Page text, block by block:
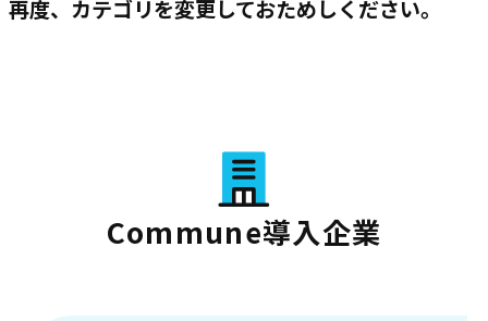
再度、カテゴリを変更しておためしください。
Commune導入企業